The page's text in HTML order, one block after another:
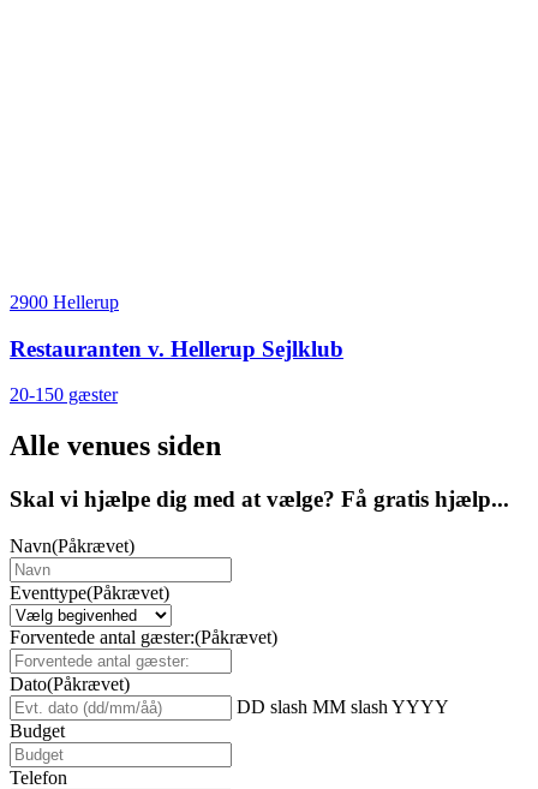
2900 Hellerup
Restauranten v. Hellerup Sejlklub
20-150 gæster
Alle venues siden
Skal vi hjælpe dig med at vælge? Få gratis hjælp...
Navn(Påkrævet)
Eventtype(Påkrævet)
Forventede antal gæster:(Påkrævet)
Dato(Påkrævet)
DD slash MM slash YYYY
Budget
Telefon